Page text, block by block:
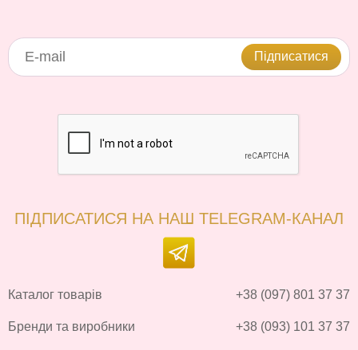
Підписатися
ПІДПИСАТИСЯ НА НАШ TELEGRAM-КАНАЛ
Каталог товарів
Бренди та виробники
+38 (097) 801 37 37
+38 (093) 101 37 37